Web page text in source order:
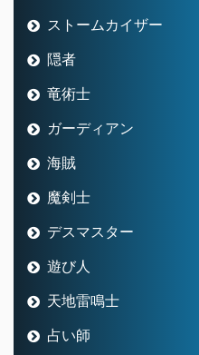
ストームカイザー
隠者
竜術士
ガーディアン
海賊
魔剣士
デスマスター
遊び人
天地雷鳴士
占い師